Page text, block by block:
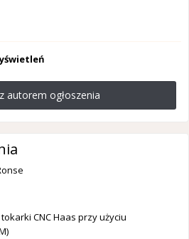
autorem ogłoszenia
CNC Haas przy użyciu